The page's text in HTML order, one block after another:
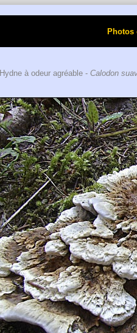
Hydne à odeur agréable - Calodon